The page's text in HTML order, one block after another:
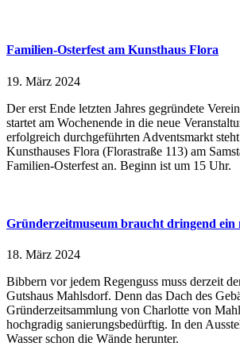
Familien-Osterfest am Kunsthaus Flora
19. März 2024
Der erst Ende letzten Jahres gegründete
startet am Wochenende in die neue
erfolgreich durchgeführten Adventsmarkt
Kunsthauses Flora (Florastraße 113) am
Familien-Osterfest an. Beginn ist um 15 Uhr.
Gründerzeitmuseum braucht dringend ein
18. März 2024
Bibbern vor jedem Regenguss muss derzeit
Gutshaus Mahlsdorf. Denn das Dach des
Gründerzeitsammlung von Charlotte von
hochgradig sanierungsbedürftig. In den
Wasser schon die Wände herunter.